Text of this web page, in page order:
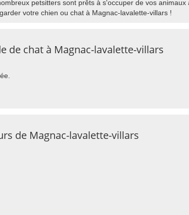
petsitters sont prêts à s'occuper de vos
votre chien ou chat à Magnac-lavalette-villars !
de chat à Magnac-lavalette-villars
de Magnac-lavalette-villars